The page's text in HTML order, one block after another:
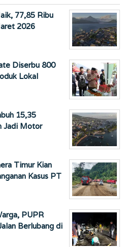
77,85 Ribu
2026
Diserbu 800
Lokal
15,35
Jadi Motor
Timur Kian
Kasus PT
PUPR
Berlubang di